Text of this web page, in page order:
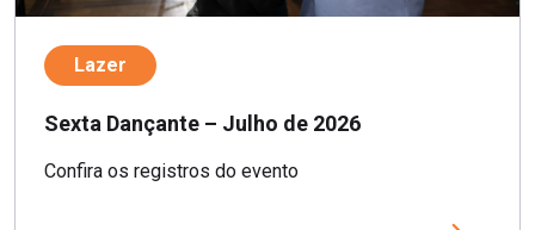
Lazer
Sexta Dançante – Julho de 2026
Confira os registros do evento